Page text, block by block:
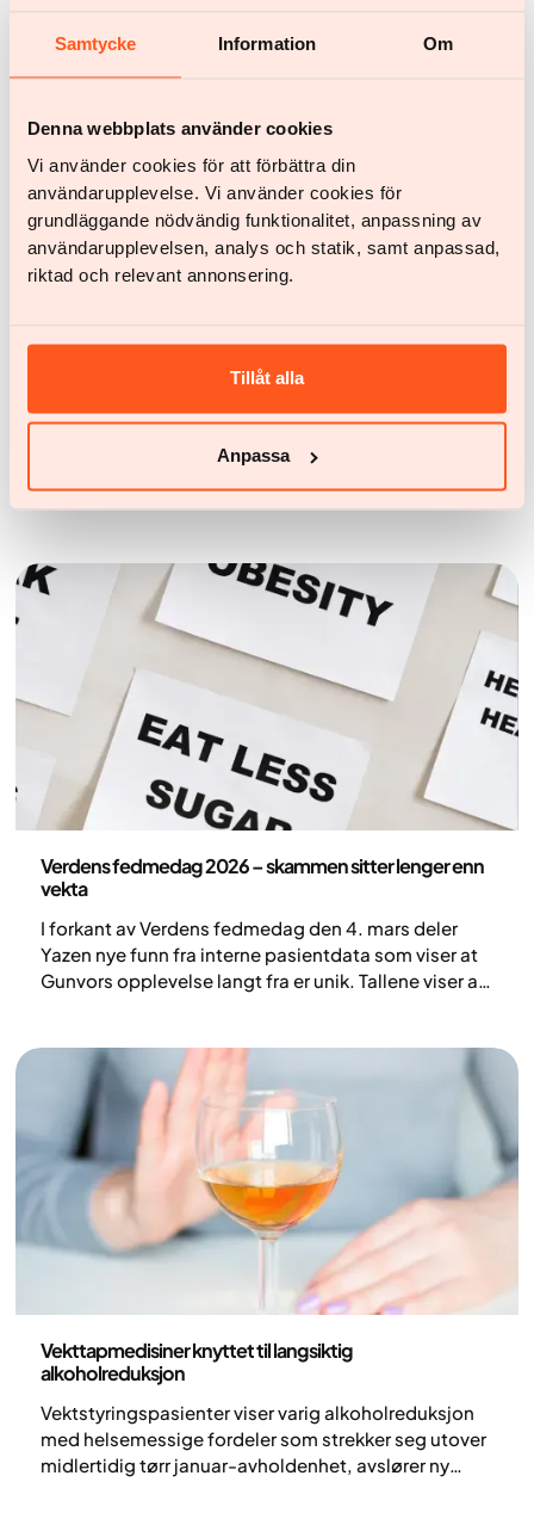
Samtycke Information Om
Denna webbplats använder cookies
Vi använder cookies för att förbättra din
användarupplevelse. Vi använder cookies för
grundläggande nödvändig funktionalitet, anpassning av
användarupplevelsen, analys och statik, samt anpassad,
riktad och relevant annonsering.
Tillåt alla
Anpassa
Flere nyheter
Medisinsk milepæl: 19 prosent vektnedgang med halv
Nye data fra klinisk praksis basert på over 40 000
pasienter hos Yazen, viser at digital
fedmebehandling kan gi nær 19 prosent
Verdens fedmedag 2026 – skammen sitter lenger enn
vekta
I forkant av Verdens fedmedag den 4. mars deler
Yazen nye funn fra interne pasientdata som viser at
Gunvors opplevelse langt fra er unik. Tallene viser at
startet med medisinsk behandling.
Vekttapmedisiner knyttet til langsiktig
alkoholreduksjon
Vektstyringspasienter viser varig alkoholreduksjon
med helsemessige fordeler som strekker seg utover
midlertidig tørr januar-avholdenhet, avslører ny